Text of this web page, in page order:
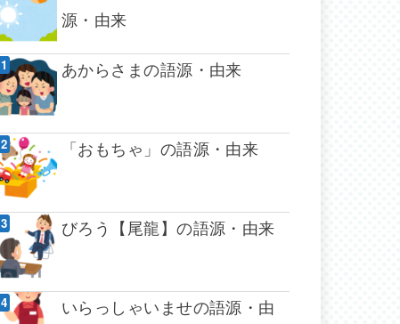
源・由来
あからさまの語源・由来
「おもちゃ」の語源・由来
びろう【尾龍】の語源・由来
いらっしゃいませの語源・由